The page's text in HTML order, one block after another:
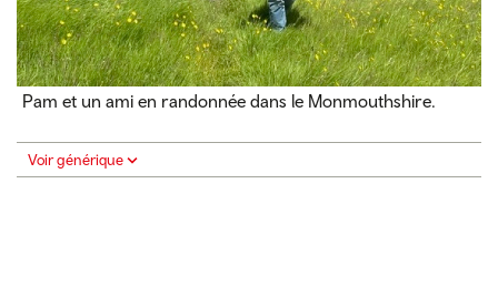
Pam et un ami en randonnée dans le Monmouthshire.
Voir générique